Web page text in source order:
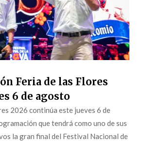
Feria de las Flores
6 de agosto
2026 continúa este jueves 6 de
que tendrá como uno de sus
la gran final del Festival Nacional de